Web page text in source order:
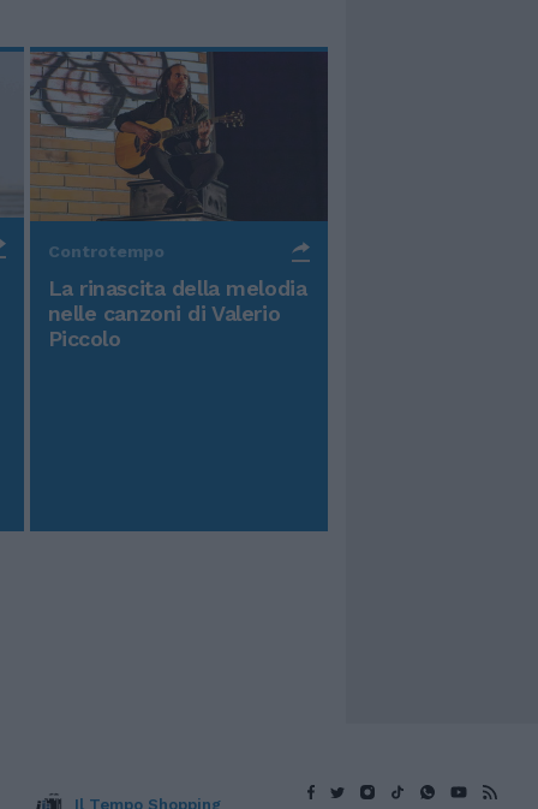
Controtempo
La rinascita della melodia
nelle canzoni di Valerio
Piccolo
Il Tempo Shopping